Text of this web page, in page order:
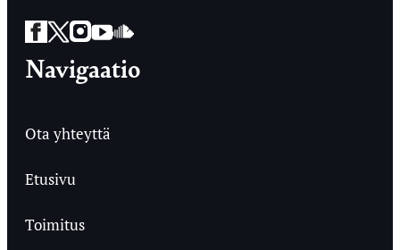
Facebook
Twitter
Instagram
YouTube
SoundCloud
Navigaatio
Ota yhteyttä
Etusivu
Toimitus